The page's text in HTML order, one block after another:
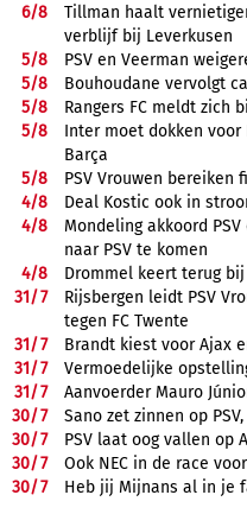
6/8
Tillman haalt
verblijf bij Leverkusen
5/8
PSV en Veerman
5/8
Bouhoudane vervolgt
5/8
Rangers FC meldt zich
5/8
Inter moet dokken
Barça
5/8
PSV Vrouwen bereiken
4/8
Deal Kostic ook in
4/8
Mondeling akkoord
naar PSV te komen
4/8
Drommel keert terug bij
31/7
Rijsbergen leidt PSV
tegen FC Twente
31/7
Brandt kiest voor Ajax
31/7
Vermoedelijke
31/7
Aanvoerder Mauro
30/7
Sano zet zinnen op
30/7
PSV laat oog vallen op
30/7
Ook NEC in de race
30/7 Heb jij Mijnans al in je